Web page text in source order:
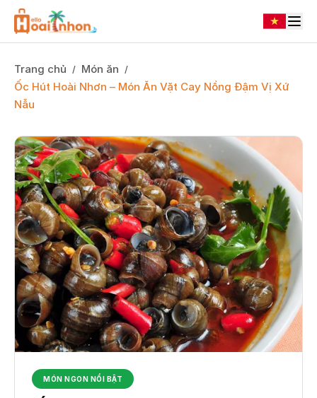
Trang chủ / Món ăn /
Ốc Hút Hoài Nhơn – Món Ăn Vặt Cay Nồng Đậm Vị Xứ
Nẫu
MÓN NGON NỔI BẬT